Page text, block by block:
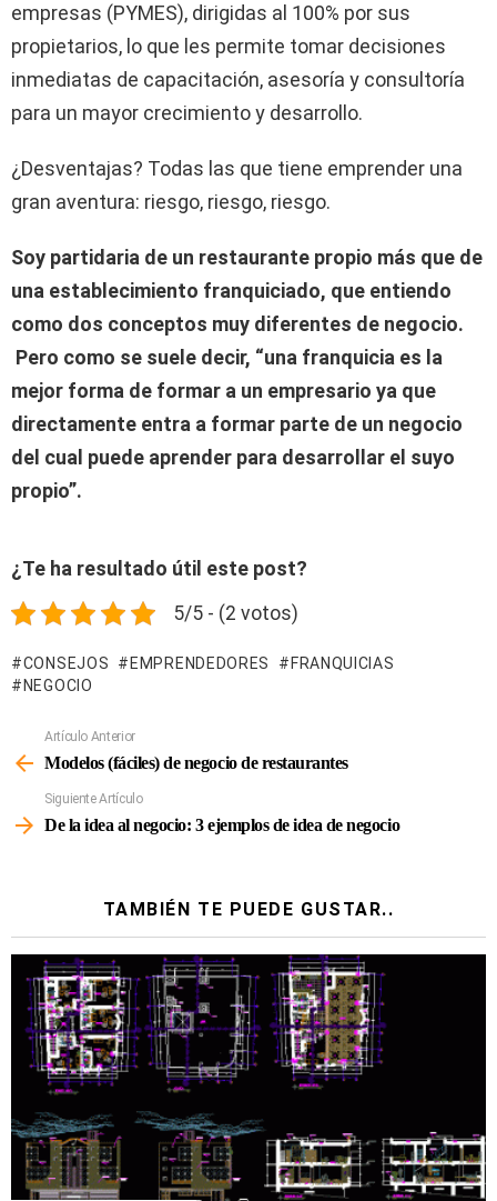
empresas (PYMES), dirigidas al 100% por sus
propietarios, lo que les permite tomar decisiones
inmediatas de capacitación, asesoría y consultoría
para un mayor crecimiento y desarrollo.
¿Desventajas? Todas las que tiene emprender una
gran aventura: riesgo, riesgo, riesgo.
Soy partidaria de un restaurante propio más que de
una establecimiento franquiciado, que entiendo
como dos conceptos muy diferentes de negocio.
Pero como se suele decir, “una franquicia es la
mejor forma de formar a un empresario ya que
directamente entra a formar parte de un negocio
del cual puede aprender para desarrollar el suyo
propio”.
¿Te ha resultado útil este post?
5/5 - (2 votos)
CONSEJOS EMPRENDEDORES
FRANQUICIAS
NEGOCIO
Más
Artículo Anterior
Modelos (fáciles) de negocio de restaurantes
Siguiente Artículo
De la idea al negocio: 3 ejemplos de idea de negocio
TAMBIÉN TE PUEDE GUSTAR..